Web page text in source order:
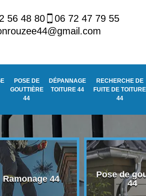
56 48 80
06 72 47 79 55
POSE DE
GOUTTIÈRE
44
DÉPANNAGE
TOITURE 44
RECHERCHE DE
FUITE DE TOITURE
44
Ramonage 44
Pose de
44